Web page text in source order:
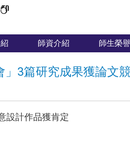
師資介紹 師生榮譽
3篇研究成果獲論文
設計作品獲肯定